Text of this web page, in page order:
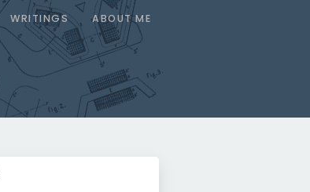
WRITINGS ABOUT ME